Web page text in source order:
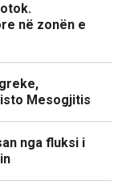
në zonën e
Mesogjitis
nga fluksi i